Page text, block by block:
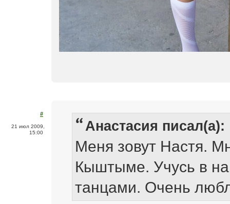
#
21 июл 2009,
15:00
Анастасия писал(а):
Меня зовут Настя.
Кыштыме. Учусь в
танцами. Очень